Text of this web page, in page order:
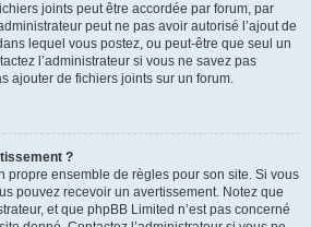
joints peut être accordée par forum, par
peut ne pas avoir autorisé l’ajout de
lequel vous postez, ou peut-être que seul un
l’administrateur si vous ne savez pas
ajouter de fichiers joints sur un forum.
?
propre ensemble de règles pour son site. Si vous
pouvez recevoir un avertissement. Notez que
et que phpBB Limited n’est pas concerné